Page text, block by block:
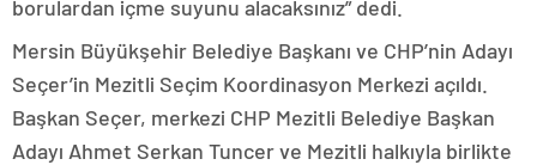
borulardan içme suyunu alacaksınız” dedi.
Mersin Büyükşehir Belediye Başkanı ve CHP’nin Adayı
Seçer’in Mezitli Seçim Koordinasyon Merkezi açıldı.
Başkan Seçer, merkezi CHP Mezitli Belediye Başkan
Adayı Ahmet Serkan Tuncer ve Mezitli halkıyla birlikte